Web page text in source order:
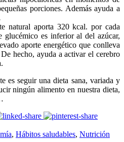
porciones. Además ayuda a
natural aporta 320 kcal. por cada
glucémico es inferior al del azúcar,
aporte energético que conlleva
hecho, ayuda a activar el cerebro
es seguir una dieta sana, variada y
ningún alimento en nuestra dieta,
, Hábitos saludables, Nutrición